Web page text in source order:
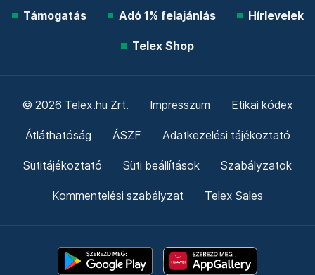
Támogatás Adó 1% felajánlás Hírlevelek
Telex Shop
© 2026 Telex.hu Zrt. Impresszum Etikai kódex
Átláthatóság ÁSZF Adatkezelési tájékoztató
Sütitájékoztató Süti beállítások Szabályzatok
Kommentelési szabályzat Telex Sales